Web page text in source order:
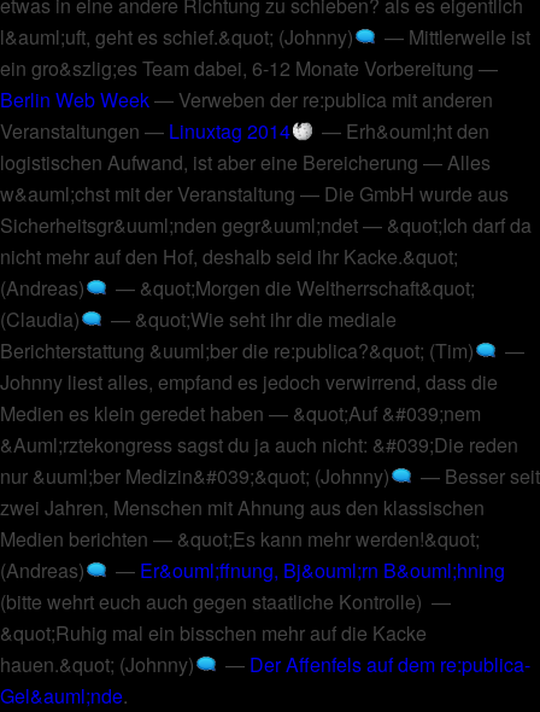
etwas in eine andere Richtung zu schieben? als es eigentlich
l&auml;uft, geht es schief.&quot; (Johnny)
— Mittlerweile ist
ein gro&szlig;es Team dabei, 6-12 Monate Vorbereitung —
Berlin Web Week—Verweben der re:publica mit anderen
Veranstaltungen — Linuxtag 2014 — Erh&ouml;ht den
logistischen Aufwand, ist aber eine Bereicherung —Alles
w&auml;chst mit der Veranstaltung — Die GmbH wurde aus
Sicherheitsgr&uuml;nden gegr&uuml;ndet— &quot;Ich darf da
nicht mehr auf den Hof, deshalb seid ihr Kacke.&quot;
(Andreas)
— &quot;Morgen die Weltherrschaft&quot;
(Claudia)
— &quot;Wie seht ihr die mediale
Berichterstattung &uuml;ber die re:publica?&quot; (Tim)
—
Johnny liest alles, empfand es jedoch verwirrend, dass die
Medien es klein geredet haben — &quot;Auf &#039;nem
&Auml;rztekongress sagst du ja auch nicht: &#039;Die reden
nur &uuml;ber Medizin&#039;&quot; (Johnny)
— Besser seit
zwei Jahren, Menschen mit Ahnung aus den klassischen
Medien berichten — &quot;Es kann mehr werden!&quot;
(Andreas)
— Er&ouml;ffnung, Bj&ouml;rn B&ouml;hning
(bitte wehrt euch auch gegen staatliche Kontrolle) —
&quot;Ruhig mal ein bisschen mehr auf die Kacke
hauen.&quot; (Johnny)
— Der Affenfels auf dem re:publica-
Gel&auml;nde.